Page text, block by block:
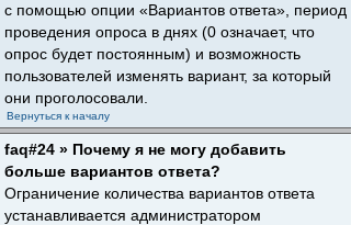
с помощью опции «Вариантов ответа», период
проведения опроса в днях (0 означает, что
опрос будет постоянным) и возможность
пользователей изменять вариант, за который
они проголосовали.
Вернуться к началу
faq#24 » Почему я не могу добавить
больше вариантов ответа?
Ограничение количества вариантов ответа
устанавливается администратором